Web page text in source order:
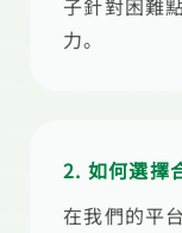
子針對困難
力。
2. 如何選擇
在我們的平